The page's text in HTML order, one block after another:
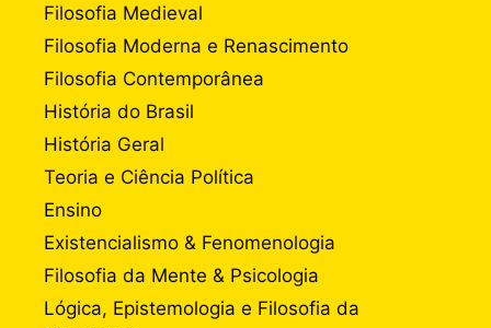
Filosofia Medieval
Filosofia Moderna e Renascimento
Filosofia Contemporânea
História do Brasil
História Geral
Teoria e Ciência Política
Ensino
Existencialismo & Fenomenologia
Filosofia da Mente & Psicologia
Lógica, Epistemologia e Filosofia da